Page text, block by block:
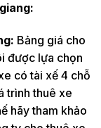
Bảng giá cho
được lựa chọn
có tài xế 4 chỗ
trình thuê xe
hãy tham khảo